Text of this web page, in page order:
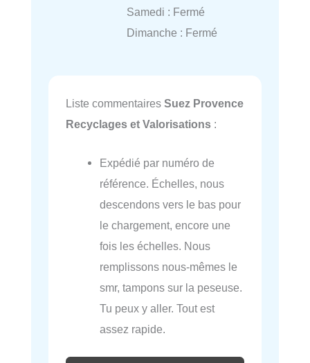
Samedi : Fermé
Dimanche : Fermé
Liste commentaires Suez Provence
Recyclages et Valorisations :
Expédié par numéro de
référence. Échelles, nous
descendons vers le bas pour
le chargement, encore une
fois les échelles. Nous
remplissons nous-mêmes le
smr, tampons sur la peseuse.
Tu peux y aller. Tout est
assez rapide.